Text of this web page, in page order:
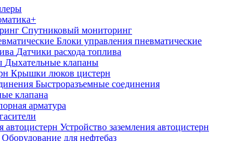
Спутниковый мониторинг
Блоки управления пневматические
Датчики расхода топлива
Дыхательные клапаны
Крышки люков цистерн
Быстроразъемные соединения
клапана
арматура
Устройство заземления автоцистерн
Оборудование для нефтебаз